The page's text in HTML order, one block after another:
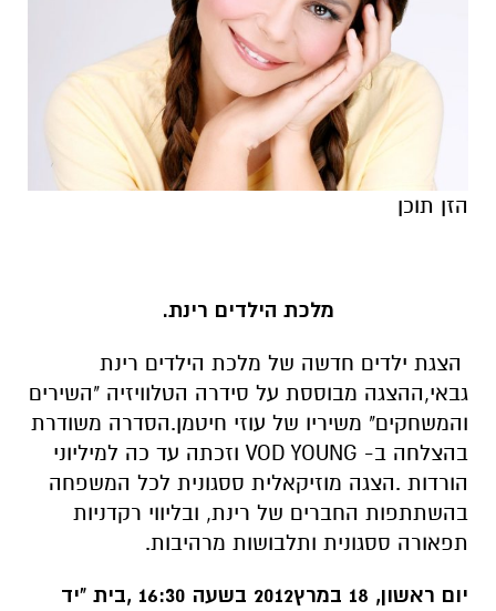
הזן תוכן
מלכת הילדים רינת.
הצגת ילדים חדשה של מלכת הילדים רינת
גבאי,ההצגה מבוססת על סידרה הטלוויזיה "השירים
והמשחקים" משיריו של עוזי חיטמן.הסדרה משודרת
בהצלחה ב- VOD YOUNG וזכתה עד כה למיליוני
הורדות .הצגה מוזיקאלית ססגונית לכל המשפחה
בהשתתפות החברים של רינת, ובליווי רקדניות
תפאורה ססגונית ותלבושות מרהיבות.
יום ראשון, 18 במרץ2012 בשעה 16:30 ,בית "יד